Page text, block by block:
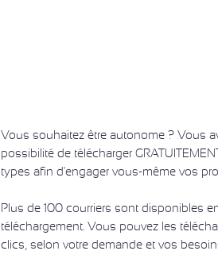
Vous souhaitez être autonome ? Vous
possibilité de télécharger
types afin d'engager vous-même vos
Plus de 100 courriers sont disponibles
téléchargement. Vous pouvez les
clics, selon votre demande et vos